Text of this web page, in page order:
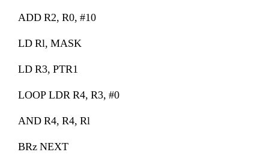
ADD R2, R0, #10
LD Rl, MASK
LD R3, PTR1
LOOP LDR R4, R3, #0
AND R4, R4, Rl
BRz NEXT